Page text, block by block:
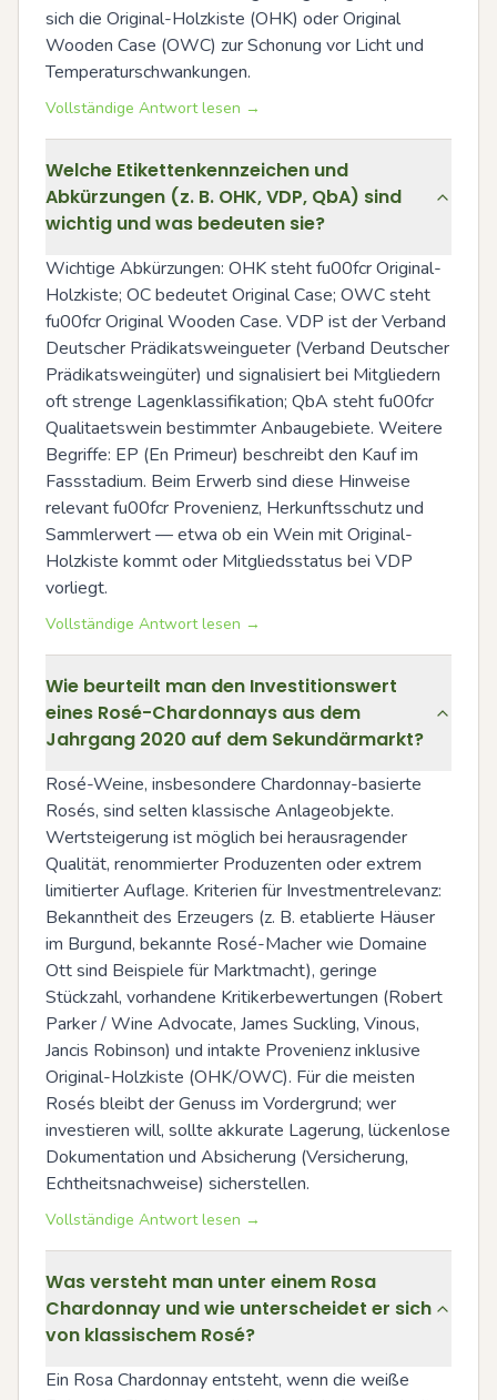
sich die Original-Holzkiste (OHK) oder Original
Wooden Case (OWC) zur Schonung vor Licht und
Temperaturschwankungen.
Vollständige Antwort lesen →
Welche Etikettenkennzeichen und
Abkürzungen (z. B. OHK, VDP, QbA) sind
wichtig und was bedeuten sie?
Wichtige Abkürzungen: OHK steht fu00fcr Original-
Holzkiste; OC bedeutet Original Case; OWC steht
fu00fcr Original Wooden Case. VDP ist der Verband
Deutscher Prädikatsweingueter (Verband Deutscher
Prädikatsweingüter) und signalisiert bei Mitgliedern
oft strenge Lagenklassifikation; QbA steht fu00fcr
Qualitaetswein bestimmter Anbaugebiete. Weitere
Begriffe: EP (En Primeur) beschreibt den Kauf im
Fassstadium. Beim Erwerb sind diese Hinweise
relevant fu00fcr Provenienz, Herkunftsschutz und
Sammlerwert — etwa ob ein Wein mit Original-
Holzkiste kommt oder Mitgliedsstatus bei VDP
vorliegt.
Vollständige Antwort lesen →
Wie beurteilt man den Investitionswert
eines Rosé-Chardonnays aus dem
Jahrgang 2020 auf dem Sekundärmarkt?
Rosé-Weine, insbesondere Chardonnay-basierte
Rosés, sind selten klassische Anlageobjekte.
Wertsteigerung ist möglich bei herausragender
Qualität, renommierter Produzenten oder extrem
limitierter Auflage. Kriterien für Investmentrelevanz:
Bekanntheit des Erzeugers (z. B. etablierte Häuser
im Burgund, bekannte Rosé-Macher wie Domaine
Ott sind Beispiele für Marktmacht), geringe
Stückzahl, vorhandene Kritikerbewertungen (Robert
Parker / Wine Advocate, James Suckling, Vinous,
Jancis Robinson) und intakte Provenienz inklusive
Original-Holzkiste (OHK/OWC). Für die meisten
Rosés bleibt der Genuss im Vordergrund; wer
investieren will, sollte akkurate Lagerung, lückenlose
Dokumentation und Absicherung (Versicherung,
Echtheitsnachweise) sicherstellen.
Vollständige Antwort lesen →
Was versteht man unter einem Rosa
Chardonnay und wie unterscheidet er sich
von klassischem Rosé?
Ein Rosa Chardonnay entsteht, wenn die weiße